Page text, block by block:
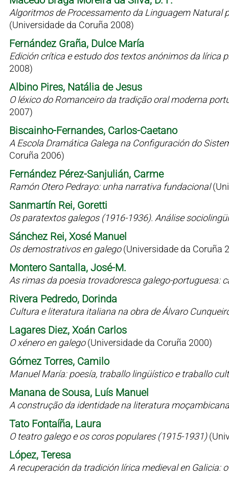
Algoritmos de Processamento da Linguagem Natural
(Universidade da Coruña 2008)
Fernández Graña, Dulce María
Edición crítica e estudo dos textos anónimos da lírica
2008)
Albino Pires, Natália de Jesus
O léxico do Romanceiro da tradição oral moderna
2007)
Biscainho-Fernandes, Carlos-Caetano
A Escola Dramática Galega na Configuración do
Coruña 2006)
Fernández Pérez-Sanjulián, Carme
Ramón Otero Pedrayo: unha narrativa fundacional
Sanmartín Rei, Goretti
Os paratextos galegos (1916-1936). Análise
Sánchez Rei, Xosé Manuel
Os demostrativos en galego(Universidade da Coruña
Montero Santalla, José-M.
As rimas da poesia trovadoresca galego-portuguesa:
Rivera Pedredo, Dorinda
Cultura e literatura italiana na obra de Álvaro
Lagares Diez, Xoán Carlos
O xénero en galego(Universidade da Coruña 2000)
Gómez Torres, Camilo
Manuel María: poesía, traballo lingüístico e traballo
Manana de Sousa, Luís Manuel
A construção da identidade na literatura
Tato Fontaíña, Laura
O teatro galego e os coros populares (1915-1931)
López, Teresa
A recuperación da tradición lírica medieval en Galicia: